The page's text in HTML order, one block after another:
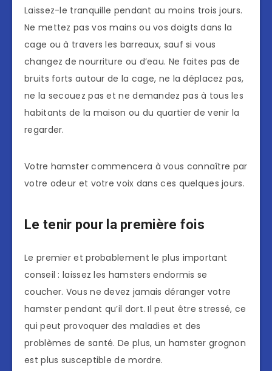
Laissez-le tranquille pendant au moins trois jours.
Ne mettez pas vos mains ou vos doigts dans la
cage ou à travers les barreaux, sauf si vous
changez de nourriture ou d’eau. Ne faites pas de
bruits forts autour de la cage, ne la déplacez pas,
ne la secouez pas et ne demandez pas à tous les
habitants de la maison ou du quartier de venir la
regarder.
Votre hamster commencera à vous connaître par
votre odeur et votre voix dans ces quelques jours.
Le tenir pour la première fois
Le premier et probablement le plus important
conseil : laissez les hamsters endormis se
coucher. Vous ne devez jamais déranger votre
hamster pendant qu’il dort. Il peut être stressé, ce
qui peut provoquer des maladies et des
problèmes de santé. De plus, un hamster grognon
est plus susceptible de mordre.